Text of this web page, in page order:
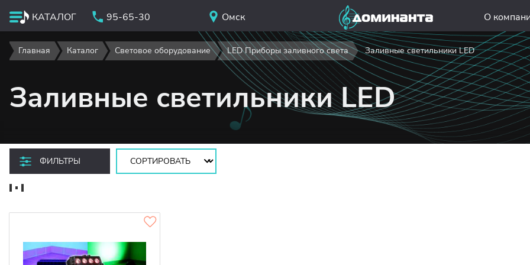
КАТАЛОГ 95-65-30 Омск О
Главная Каталог Световое оборудование LED Приборы заливного света Заливные светильники LED
Заливные светильники LED
ФИЛЬТРЫ